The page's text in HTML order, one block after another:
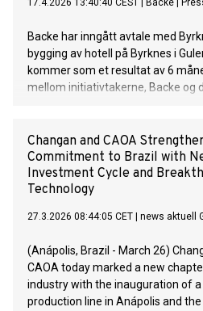
17.4.2026 13:40:40 CEST Backe
Backe har inngått avtale med
bygging av hotell på Byrknes i
kommer som et resultat av 6
mellom initiativtakerne, Backe og
Changan and CAOA
Commitment to Brazil with
Investment Cycle and
Technology
27.3.2026 08:44:05 CET news aktuell
(Anápolis, Brazil - March 26)
CAOA today marked a new
industry with the inauguration of
production line in Anápolis and